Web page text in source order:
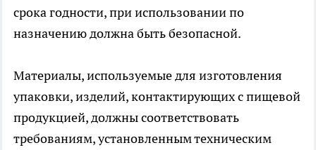
срока годности, при использовании по
назначению должна быть безопасной.
Материалы, используемые для изготовления
упаковки, изделий, контактирующих с пищевой
продукцией, должны соответствовать
требованиям, установленным техническим